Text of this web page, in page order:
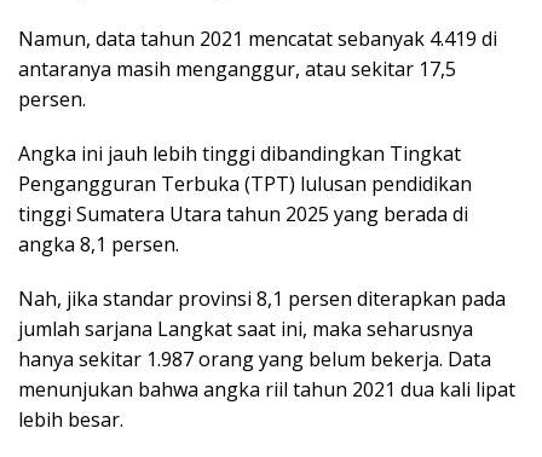
Namun, data tahun 2021 mencatat sebanyak 4.419 di
antaranya masih menganggur, atau sekitar 17,5
persen.
Angka ini jauh lebih tinggi dibandingkan Tingkat
Pengangguran Terbuka (TPT) lulusan pendidikan
tinggi Sumatera Utara tahun 2025 yang berada di
angka 8,1 persen.
Nah, jika standar provinsi 8,1 persen diterapkan pada
jumlah sarjana Langkat saat ini, maka seharusnya
hanya sekitar 1.987 orang yang belum bekerja. Data
menunjukan bahwa angka riil tahun 2021 dua kali lipat
lebih besar.